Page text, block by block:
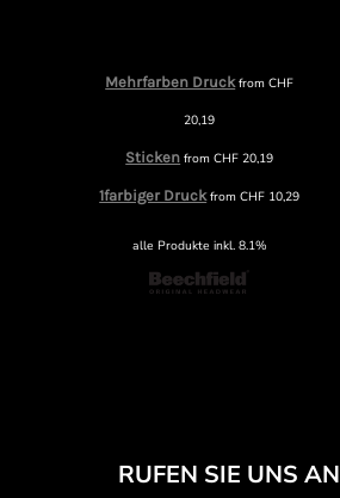
Mehrfarben DruckfromCHF
20,19
Sticken fromCHF 20,19
1farbiger DruckfromCHF 10,29
alle Produkte inkl. 8.1%
RUFEN SIE UNS AN